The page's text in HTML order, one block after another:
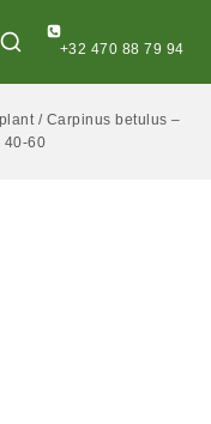
+32 470 88 79 94
/ Carpinus betulus –
40-60